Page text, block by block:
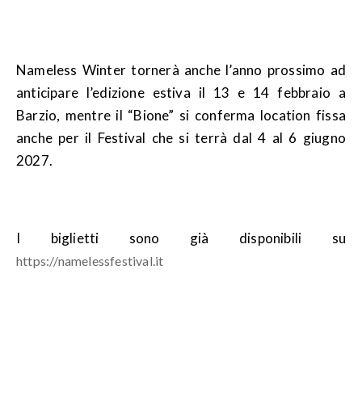
Nameless Winter tornerà anche l’anno prossimo ad
anticipare l’edizione estiva il 13 e 14 febbraio a
Barzio, mentre il “Bione” si conferma location fissa
anche per il Festival che si terrà dal 4 al 6 giugno
2027.
I biglietti sono già disponibili su
https://namelessfestival.it